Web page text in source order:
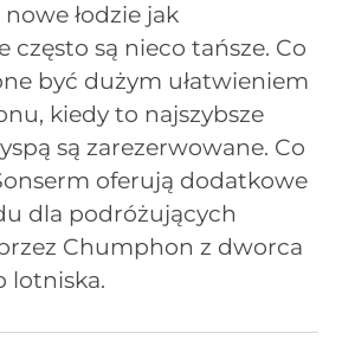
łodzie jak
często są nieco tańsze. Co
być dużym ułatwieniem
kiedy to najszybsze
są zarezerwowane. Co
oferują dodatkowe
dla podróżujących
Chumphon z dworca
lotniska.